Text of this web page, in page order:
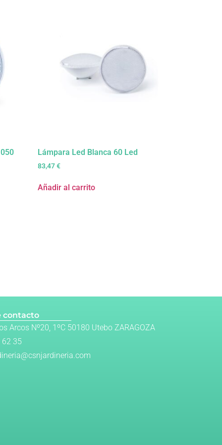
Lámpara Led Blanca 60 Led
83,47€
Añadir al carrito
contacto
Arcos Nº20, 1ºC 50180 Utebo ZARAGOZA
62 35